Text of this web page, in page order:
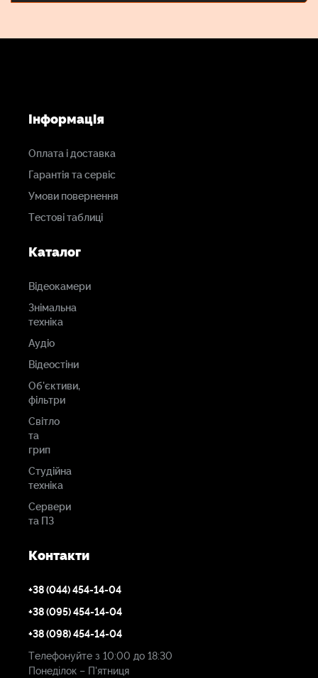
Інформація
Оплата і доставка
Гарантія та сервіс
Умови повернення
Тестові таблиці
Каталог
Відеокамери
Знімальна
техніка
Аудіо
Відеостіни
Об'єктиви,
фільтри
Світло
та
грип
Студійна
техніка
Сервери
та ПЗ
Контакти
+38 (044) 454-14-04
+38 (095) 454-14-04
+38 (098) 454-14-04
Телефонуйте з 10:00 до 18:30
Понеділок – П'ятниця